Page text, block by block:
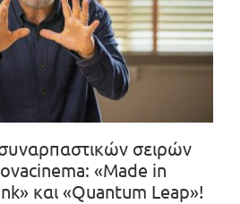
συναρπαστικών σειρών
«Made in
και «Quantum Leap»!